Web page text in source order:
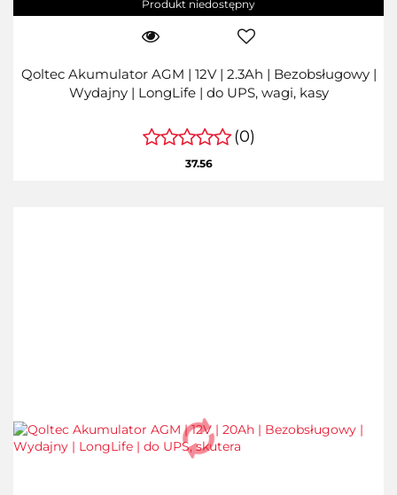
Produkt niedostępny
Qoltec Akumulator AGM | 12V | 2.3Ah | Bezobsługowy |
Wydajny | LongLife | do UPS, wagi, kasy
(0)
37.56